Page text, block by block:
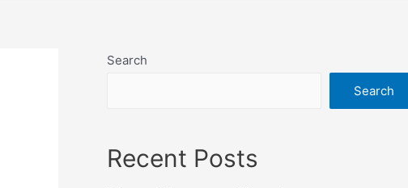
Search
Search
Recent Posts